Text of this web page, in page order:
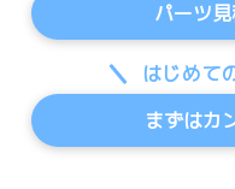
パーツ
はじめて
まずはカ